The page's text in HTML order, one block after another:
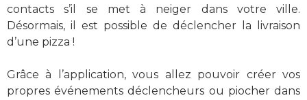
contacts s’il se met à neiger dans votre ville.
Désormais, il est possible de déclencher la livraison
d’une pizza !
Grâce à l’application, vous allez pouvoir créer vos
propres événements déclencheurs ou piocher dans